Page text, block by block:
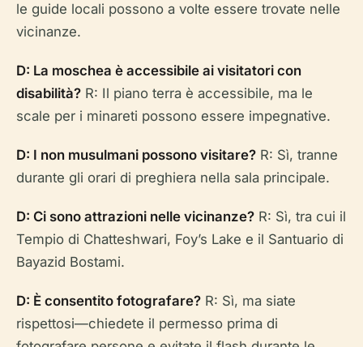
le guide locali possono a volte essere trovate nelle
vicinanze.
D: La moschea è accessibile ai visitatori con
disabilità? R: Il piano terra è accessibile, ma le
scale per i minareti possono essere impegnative.
D: I non musulmani possono visitare? R: Sì, tranne
durante gli orari di preghiera nella sala principale.
D: Ci sono attrazioni nelle vicinanze? R: Sì, tra cui il
Tempio di Chatteshwari, Foy’s Lake e il Santuario di
Bayazid Bostami.
D: È consentito fotografare? R: Sì, ma siate
rispettosi—chiedete il permesso prima di